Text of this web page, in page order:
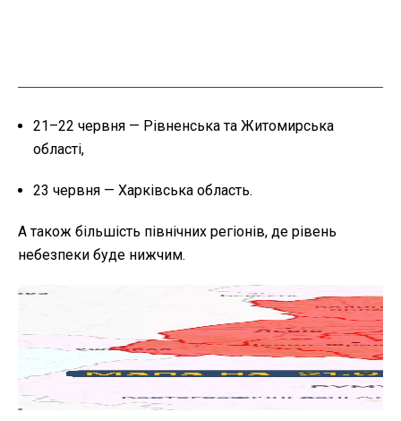
21–22 червня — Рівненська та Житомирська
області,
23 червня — Харківська область.
А також більшість північних регіонів, де рівень
небезпеки буде нижчим.